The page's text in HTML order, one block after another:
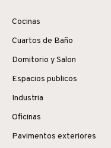
Cocinas
Cuartos de Baño
Domitorio y Salon
Espacios publicos
Industria
Oficinas
Pavimentos exteriores